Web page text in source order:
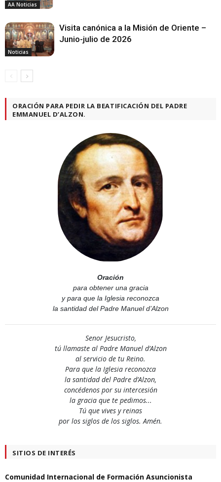
AA Noticias
Noticias
Visita canónica a la Misión de Oriente –
Junio-julio de 2026
ORACIÓN PARA PEDIR LA BEATIFICACIÓN DEL PADRE
EMMANUEL D’ALZON.
Oración
para obtener una gracia
y para que la Iglesia reconozca
la santidad del Padre Manuel d’Alzon
Senor Jesucristo,
tú llamaste al Padre Manuel d’Alzon
al servicio de tu Reino.
Para que la Iglesia reconozca
la santidad del Padre d’Alzon,
concédenos por su intercesión
la gracia que te pedimos...
Tú que vives y reinas
por los siglos de los siglos. Amén.
SITIOS DE INTERÉS
Comunidad Internacional de Formación Asuncionista